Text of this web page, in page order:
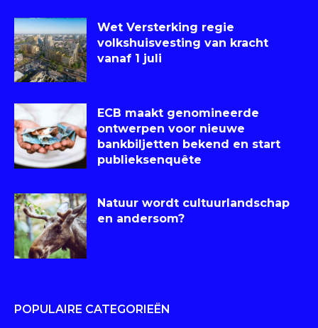
Wet Versterking regie
volkshuisvesting van kracht
vanaf 1 juli
ECB maakt genomineerde
ontwerpen voor nieuwe
bankbiljetten bekend en start
publieksenquête
Natuur wordt cultuurlandschap
en andersom?
POPULAIRE CATEGORIEËN